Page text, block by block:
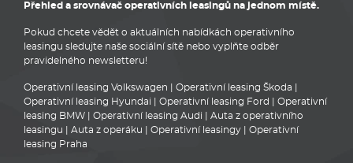
Přehled a srovnávač operativních leasingů na jednom místě.
Pokud chcete vědět o aktuálních nabídkách operativního
leasingu sledujte naše sociální sítě nebo vyplňte odběr
pravidelného newsletteru!
Operativní leasing Volkswagen Operativní leasing Škoda
Operativní leasing Hyundai
Operativní leasing Ford
Operativní
leasing BMW
Operativní leasing Audi
Auta z operativního
leasingu
Auta z operáku Operativní leasingy
Operativní
leasing Praha